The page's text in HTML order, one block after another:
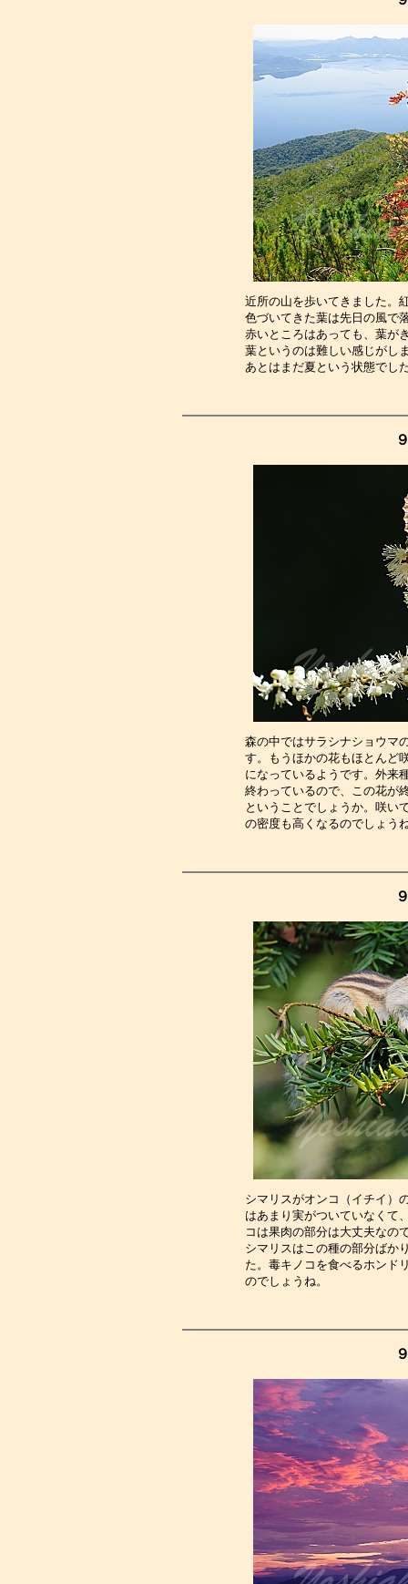
近所の山を歩いてきました。
色づいてきた葉は先日の風で
赤いところはあっても、葉が
葉というのは難しい感じがし
あとはまだ
森の中ではサラシナショウマ
す。もうほかの花もほとんど
になっているようです。外来
終わっているので、この花が
ということでしょうか。咲い
の密度も高
シマリスがオンコ（イチイ）
はあまり実がついていなくて
コは果肉の部分は大丈夫なの
シマリスはこの種の部分ばか
た。毒キノコを食べるホンド
ので